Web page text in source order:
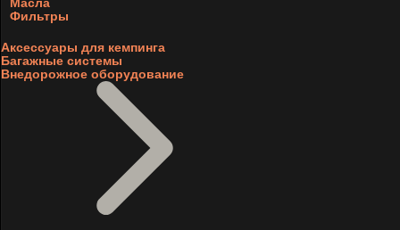
Фильтры
Аксессуары для кемпинга
Багажные системы
Внедорожное оборудование